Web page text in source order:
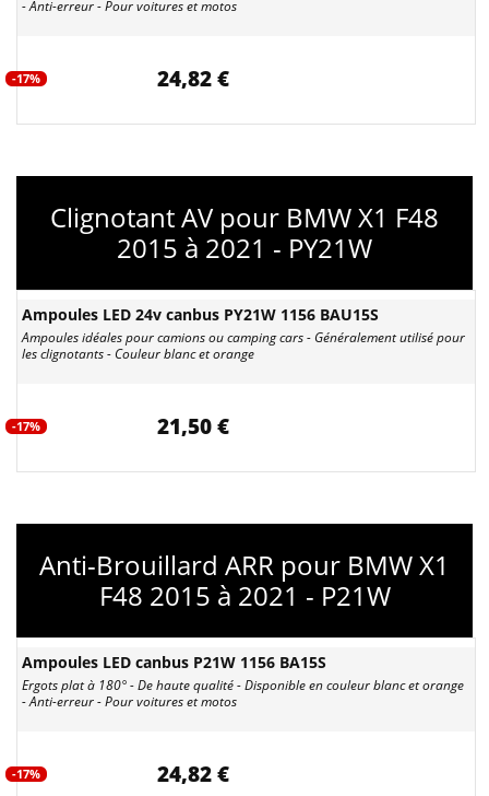
- Anti-erreur - Pour voitures et motos
-17% 24,82 €
Clignotant AV pour BMW X1 F48
2015 à 2021 - PY21W
Ampoules LED 24v canbus PY21W 1156 BAU15S
Ampoules idéales pour camions ou camping cars - Généralement utilisé pour
les clignotants - Couleur blanc et orange
-17% 21,50 €
Anti-Brouillard ARR pour BMW X1
F48 2015 à 2021 - P21W
Ampoules LED canbus P21W 1156 BA15S
Ergots plat à 180° - De haute qualité - Disponible en couleur blanc et orange
- Anti-erreur - Pour voitures et motos
-17% 24,82 €